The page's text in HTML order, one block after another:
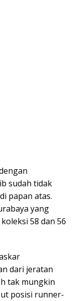
sudah tidak
papan atas.
yang
58 dan 56
dari jeratan
tak mungkin
posisi runner-